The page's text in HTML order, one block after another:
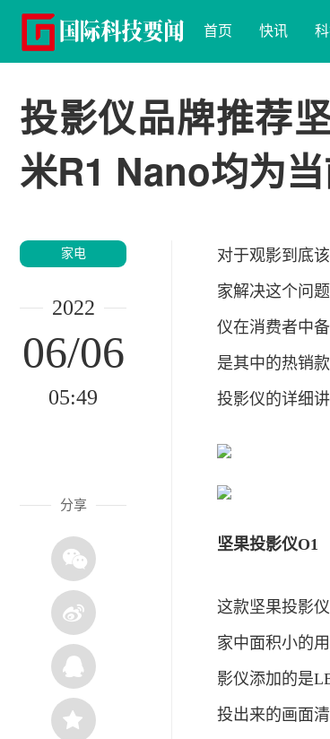
首页 快讯
投影仪品牌推荐
米R1 Nano均为当
家电
2022
06/06
05:49
分享
对于观影到底
家解决这个问
仪在消费者中
是其中的热销
投影仪的详细讲
坚果投影仪O1
这款坚果投影
家中面积小的
影仪添加的是
投出来的画面